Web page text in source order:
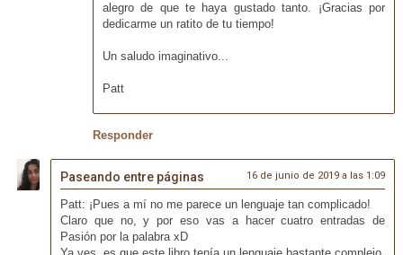
alegro de que te haya gustado tanto. ¡Gracias por
dedicarme un ratito de tu tiempo!
Un saludo imaginativo...
Patt
Responder
Paseando entre páginas 16 de junio de 2019 a las 1:09
Patt: ¡Pues a mí no me parece un lenguaje tan complicado!
Claro que no, y por eso vas a hacer cuatro entradas de
Pasión por la palabra xD